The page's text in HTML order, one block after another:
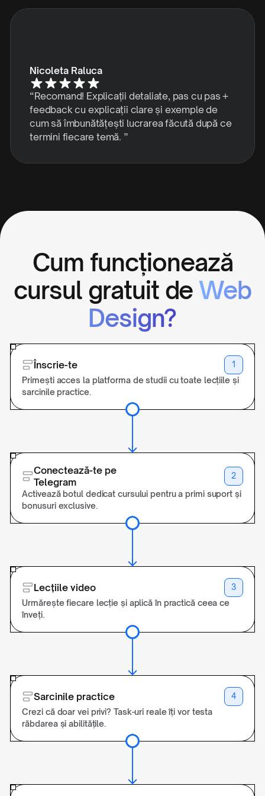
Nicoleta Raluca
“Recomand! Explicații detaliate, pas cu pas +
feedback cu explicații clare și exemple de
cum să îmbunătățești lucrarea făcută după ce
termini fiecare temă. ”
Cum funcționează
cursul gratuit de Web
Design?
Înscrie-te 1
Primești acces la platforma de studii cu toate lecțiile și
sarcinile practice.
Conectează-te pe
Telegram
2
Activează botul dedicat cursului pentru a primi suport și
bonusuri exclusive.
Lecțiile video 3
Urmărește fiecare lecție și aplică în practică ceea ce
înveți.
Sarcinile practice 4
Crezi că doar vei privi? Task-uri reale îți vor testa
răbdarea și abilitățile.